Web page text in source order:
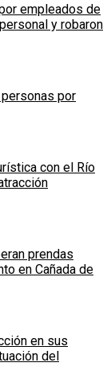
empleados de
y robaron
por
con el Río
prendas
en Cañada de
en sus
del